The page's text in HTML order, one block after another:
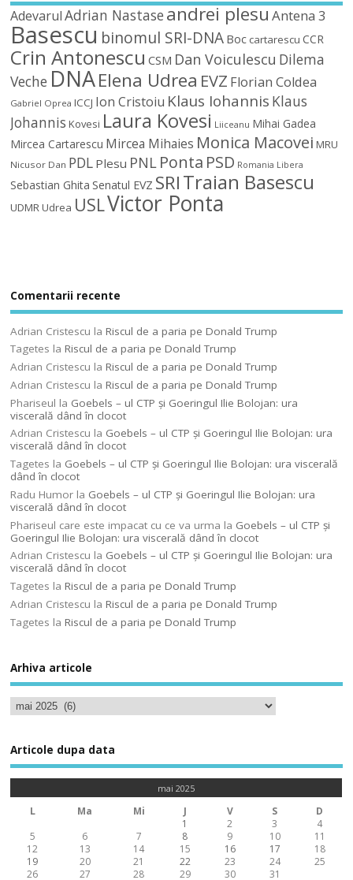
Adevarul Adrian Nastaseandrei plesuAntena 3
Basescu binomul SRI-DNA Boc cartarescu CCR
Crin Antonescu CSM Dan Voiculescu Dilema
Veche DNAElena Udrea EVZ Florian Coldea
Gabriel Oprea ICCJ Ion Cristoiu Klaus Iohannis Klaus
Johannis Kovesi Laura Kovesi Liiceanu Mihai Gadea
Mircea Cartarescu Mircea Mihaies Monica Macovei MRU
Nicusor Dan PDL Plesu PNL Ponta PSD Romania Libera
Sebastian Ghita Senatul EVZ SRITraian Basescu
UDMRUdrea USLVictor Ponta
Comentarii recente
Adrian Cristescu laRiscul de a paria pe Donald Trump
Tagetes laRiscul de a paria pe Donald Trump
Adrian Cristescu laRiscul de a paria pe Donald Trump
Adrian Cristescu laRiscul de a paria pe Donald Trump
Phariseul la Goebels – ul CTP şi Goeringul Ilie Bolojan: ura
viscerală dând în clocot
Adrian Cristescu la Goebels – ul CTP şi Goeringul Ilie Bolojan: ura
viscerală dând în clocot
Tagetes la Goebels – ul CTP şi Goeringul Ilie Bolojan: ura viscerală
dând în clocot
Radu Humor la Goebels – ul CTP şi Goeringul Ilie Bolojan: ura
viscerală dând în clocot
Phariseul care este impacat cu ce va urma la Goebels – ul CTP şi
Goeringul Ilie Bolojan: ura viscerală dând în clocot
Adrian Cristescu la Goebels – ul CTP şi Goeringul Ilie Bolojan: ura
viscerală dând în clocot
Tagetes laRiscul de a paria pe Donald Trump
Adrian Cristescu laRiscul de a paria pe Donald Trump
Tagetes laRiscul de a paria pe Donald Trump
Arhiva articole
Articole dupa data
mai 2025
L Ma Mi J V S
D
1
2 3
4
5
6 7 8 9 10
11
12
13 14 15 16 17
18
19
20 21 22 23 24
25
26
27 28 29 30 31